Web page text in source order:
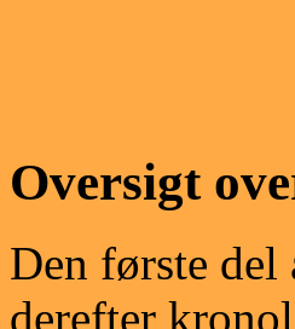
Oversigt
Den første del
derefter